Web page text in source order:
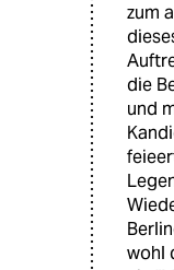
zum
die
und
wohl